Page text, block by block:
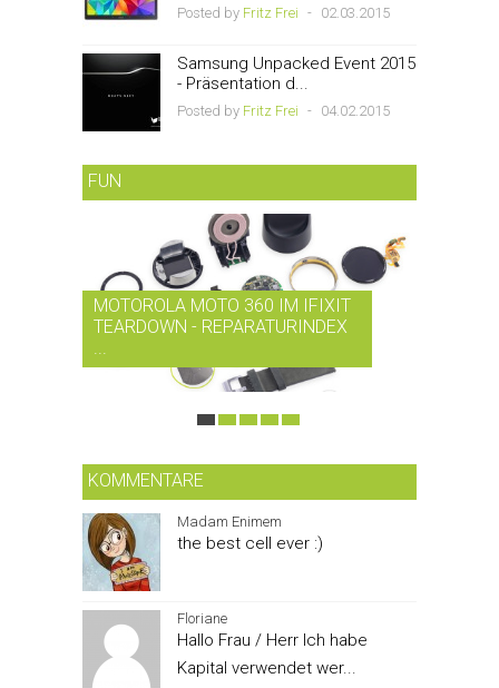
Posted by Fritz Frei - 02.03.2015
Samsung Unpacked Event 2015
- Präsentation d...
Posted by Fritz Frei - 04.02.2015
FUN
MOTOROLA MOTO 360 IM IFIXIT
TEARDOWN - REPARATURINDEX
KOMMENTARE
Madam Enimem
the best cell ever :)
Floriane
Hallo Frau / Herr Ich habe
Kapital verwendet wer...